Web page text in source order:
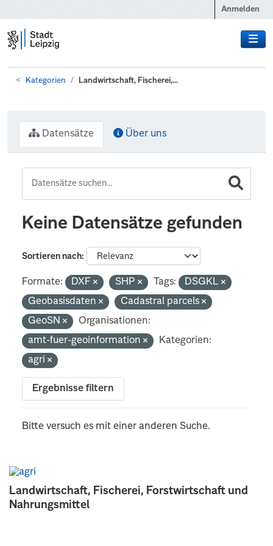
Anmelden
Kategorien Landwirtschaft, Fischerei,...
Landwirtschaft, Fischerei, Forstwirtschaft und
Nahrungsmittel
Datensätze Über uns
Keine Datensätze gefunden
Sortieren nach
Formate: DXF SHP Tags:
DSGKL
Geobasisdaten
Cadastral parcels
GeoSN
Organisationen:
amt-fuer-geoinformation
Kategorien:
agri
Ergebnisse filtern
Bitte versuch es mit einer anderen Suche.